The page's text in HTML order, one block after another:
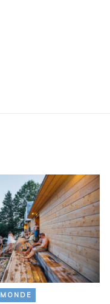
MONDE